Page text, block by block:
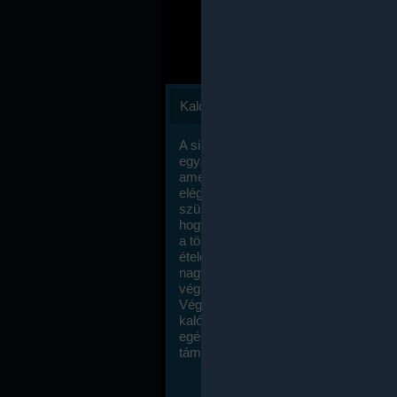
Kalóriaszámlálás
A sikeres fogyás titka valójában igen
egyszerű: égess több energiát, mint
amennyit beviszel. Természetesen
elég nagy fegyelemre és akaraterőre
szükség, de meglepődve fogod
hogy a kalóriaszámolás mennyire
a többi diétához képest. Itt nincsenek
ételek és a megengedett kalóriabevitelt
nagymértékben növelheted ha
végzel.
Végül, de nem utolsó sorban, a
kalóriaszámolás módszerét a legtöbb
egészségügyi szakorvos ajánlja és
támogatja.